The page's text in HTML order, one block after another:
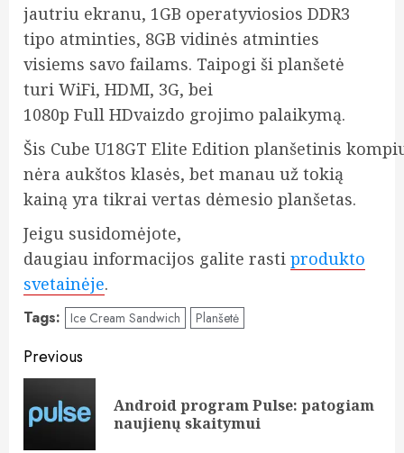
jautriu ekranu, 1GB operatyviosios DDR3
tipo atminties, 8GB vidinės atminties
visiems savo failams. Taipogi ši planšetė
turi WiFi, HDMI, 3G, bei
1080p Full HDvaizdo grojimo palaikymą.
Šis Cube U18GT Elite Edition planšetinis
nėra aukštos klasės, bet manau už tokią
kainą yra tikrai vertas dėmesio planšetas.
Jeigu susidomėjote,
daugiau informacijos galite rasti produkto
svetainėje.
Tags: Ice Cream Sandwich Planšetė
Post
navigation
Previous
Android program Pulse: patogiam
naujienų skaitymui